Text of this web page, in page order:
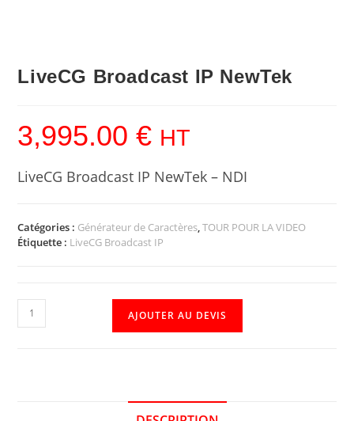
LiveCG Broadcast IP NewTek
3,995.00€ HT
LiveCG Broadcast IP NewTek – NDI
Catégories : Générateur de Caractères,TOUR POUR LA VIDEO
Étiquette : LiveCG Broadcast IP
AJOUTER AU DEVIS